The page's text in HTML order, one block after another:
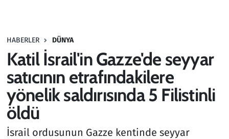
HABERLER DÜNYA
Katil İsrail'in Gazze'de seyyar
satıcının etrafındakilere
yönelik saldırısında 5 Filistinli
öldü
İsrail ordusunun Gazze kentinde seyyar
Haber
Kültür Sanat
Kurumsal Haberler
Lezzet Durağı